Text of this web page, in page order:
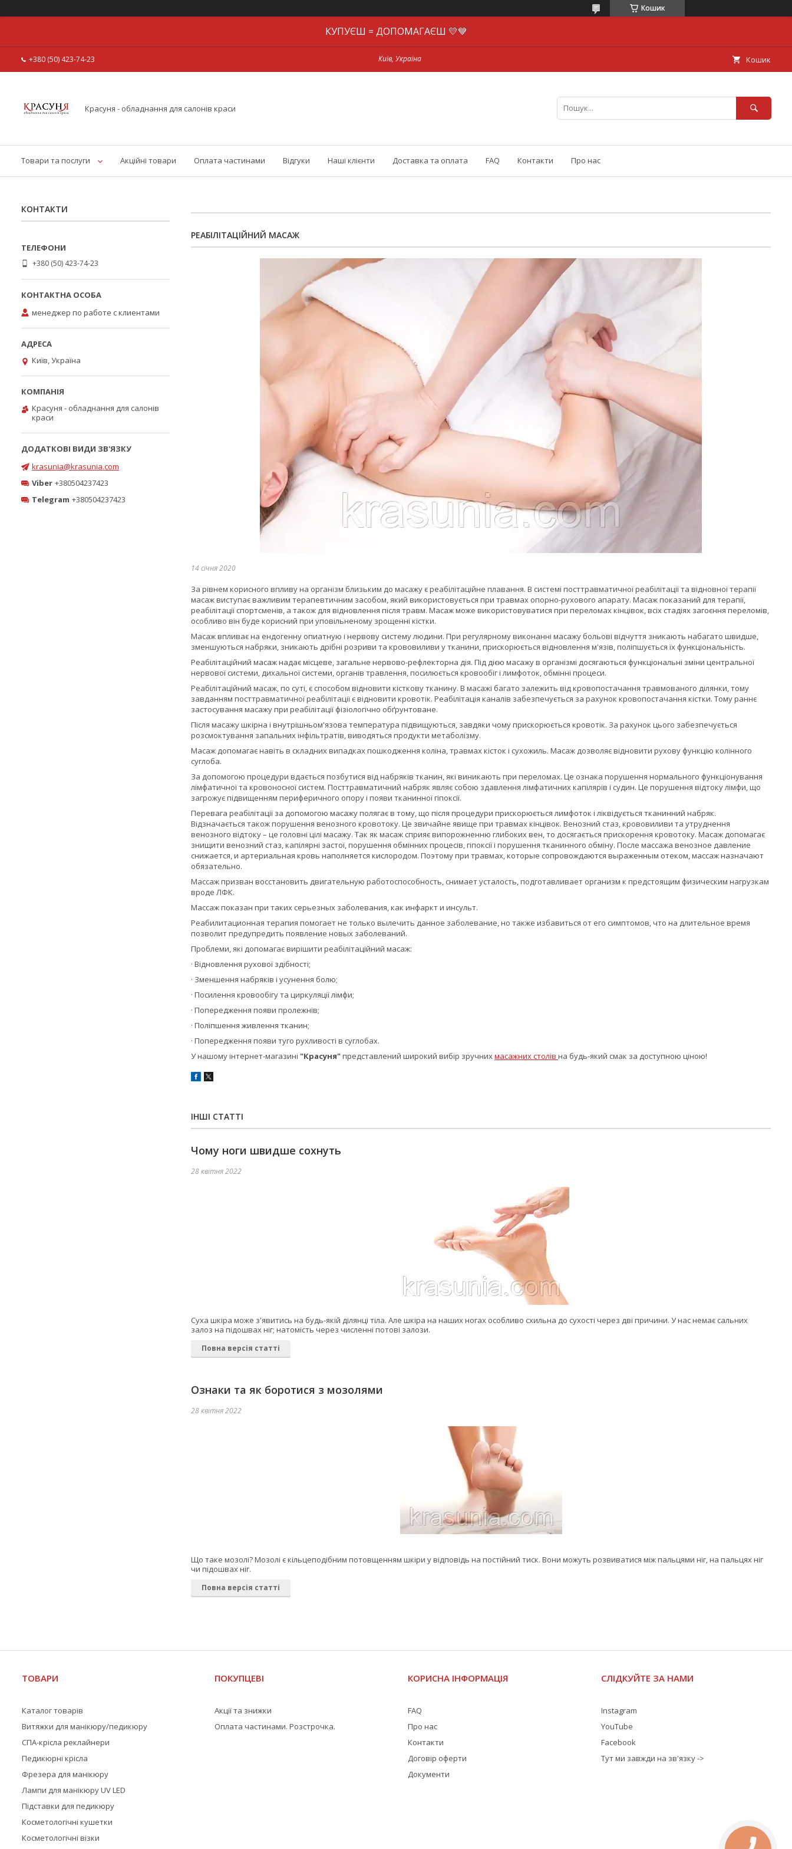
Кошик
КУПУЄШ = ДОПОМАГАЄШ 💛💙
+380 (50) 423-74-23 Київ, Україна Кошик
Красуня - обладнання для салонів краси
Товари та послуги Акційні товари Оплата частинами Відгуки Наші клієнти Доставка та оплата FAQ Контакти Про нас
РЕАБІЛІТАЦІЙНИЙ МАСАЖ
14 січня 2020
За рівнем корисного впливу на організм близьким до масажу є реабілітаційне плавання. В системі посттравматичної реабілітації та відновної терапії
масаж виступає важливим терапевтичним засобом, який використовується при травмах опорно-рухового апарату. Масаж показаний для терапії,
реабілітації спортсменів, а також для відновлення після травм. Масаж може використовуватися при переломах кінцівок, всіх стадіях загоєння переломів,
особливо він буде корисний при уповільненому зрощенні кістки.
Масаж впливає на ендогенну опиатную і нервову систему людини. При регулярному виконанні масажу больові відчуття зникають набагато швидше,
зменшуються набряки, зникають дрібні розриви та крововиливи у тканини, прискорюється відновлення м'язів, поліпшується їх функціональність.
Реабілітаційний масаж надає місцеве, загальне нервово-рефлекторна дія. Під дією масажу в організмі досягаються функціональні зміни центральної
нервової системи, дихальної системи, органів травлення, посилюється кровообіг і лимфоток, обмінні процеси.
Реабілітаційний масаж, по суті, є способом відновити кісткову тканину. В масажі багато залежить від кровопостачання травмованого ділянки, тому
завданням посттравматичної реабілітації є відновити кровотік. Реабілітація каналів забезпечується за рахунок кровопостачання кістки. Тому раннє
застосування масажу при реабілітації фізіологічно обґрунтоване.
Після масажу шкірна і внутрішньом'язова температура підвищуються, завдяки чому прискорюється кровотік. За рахунок цього забезпечується
розсмоктування запальних інфільтратів, виводяться продукти метаболізму.
Масаж допомагає навіть в складних випадках пошкодження коліна, травмах кісток і сухожиль. Масаж дозволяє відновити рухову функцію колінного
суглоба.
За допомогою процедури вдається позбутися від набряків тканин, які виникають при переломах. Це ознака порушення нормального функціонування
лімфатичної та кровоносної систем. Посттравматичний набряк являє собою здавлення лімфатичних капілярів і судин. Це порушення відтоку лімфи, що
загрожує підвищенням периферичного опору і появи тканинної гіпоксії.
Перевага реабілітації за допомогою масажу полягає в тому, що після процедури прискорюється лимфоток і ліквідується тканинний набряк.
Відзначається також порушення венозного кровотоку. Це звичайне явище при травмах кінцівок. Венозний стаз, крововиливи та утруднення
венозного відтоку – це головні цілі масажу. Так як масаж сприяє випорожненню глибоких вен, то досягається прискорення кровотоку. Масаж допомагає
знищити венозний стаз, капілярні застої, порушення обмінних процесів, гіпоксії і порушення тканинного обміну. После массажа венозное давление
снижается, и артериальная кровь наполняется кислородом. Поэтому при травмах, которые сопровождаются выраженным отеком, массаж назначают
обязательно.
Массаж призван восстановить двигательную работоспособность, снимает усталость, подготавливает организм к предстоящим физическим нагрузкам
вроде ЛФК.
Массаж показан при таких серьезных заболевания, как инфаркт и инсульт.
Реабилитационная терапия помогает не только вылечить данное заболевание, но также избавиться от его симптомов, что на длительное время
позволит предупредить появление новых заболеваний.
Проблеми, які допомагає вирішити реабілітаційний масаж:
· Відновлення рухової здібності;
· Зменшення набряків і усунення болю;
· Посилення кровообігу та циркуляції лімфи;
· Попередження появи пролежнів;
· Поліпшення живлення тканин;
· Попередження появи туго рухливості в суглобах.
У нашому інтернет-магазині "Красуня"представлений широкий вибір зручнихмасажних столів на будь-який смак за доступною ціною!
ІНШІ СТАТТІ
Чому ноги швидше сохнуть
28 квітня 2022
Суха шкіра може з'явитись на будь-якій ділянці тіла. Але шкіра на наших ногах особливо схильна до сухості через дві причини. У нас немає сальних
залоз на підошвах ніг; натомість через численні потові залози.
Повна версія статті
Ознаки та як боротися з мозолями
28 квітня 2022
Що таке мозолі? Мозолі є кільцеподібним потовщенням шкіри у відповідь на постійний тиск. Вони можуть розвиватися між пальцями ніг, на пальцях ніг
чи підошвах ніг.
Повна версія статті
КОНТАКТИ
+380 (50) 423-74-23
менеджер по работе с клиентами
Київ, Україна
Красуня - обладнання для салонів
краси
krasunia@krasunia.com
Viber +380504237423
Telegram +380504237423
ТОВАРИ
Каталог товарів
Витяжки для манікюру/педикюру
СПА-крісла реклайнери
Педикюрні крісла
Фрезера для манікюру
Лампи для манікюру UV LED
Підставки для педикюру
Косметологічні кушетки
Косметологічні візки
ПОКУПЦЕВІ
Акції та знижки
Оплата частинами. Розстрочка.
КОРИСНА ІНФОРМАЦІЯ
FAQ
Про нас
Контакти
Договір оферти
Документи
СЛІДКУЙТЕ ЗА НАМИ
Instagram
YouTube
Facebook
Тут ми завжди на зв'язку ->